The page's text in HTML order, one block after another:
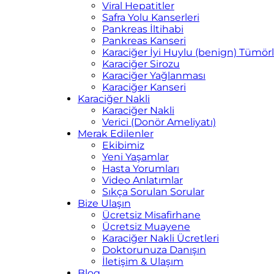
Viral Hepatitler
Safra Yolu Kanserleri
Pankreas İltihabi
Pankreas Kanseri
Karaciğer İyi Huylu (benign)
Karaciğer Sirozu
Karaciğer Yağlanması
Karaciğer Kanseri
Karaciğer Nakli
Karaciğer Nakli
Verici (Donör Ameliyatı)
Merak Edilenler
Ekibimiz
Yeni Yaşamlar
Hasta Yorumları
Video Anlatımlar
Sıkça Sorulan Sorular
Bize Ulaşın
Ücretsiz Misafirhane
Ücretsiz Muayene
Karaciğer Nakli Ücretleri
Doktorunuza Danışın
İletişim & Ulaşım